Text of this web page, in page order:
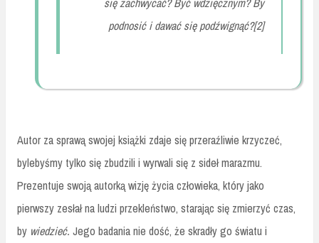
podnosić i dawać się podźwignąć?[2]
Autor za sprawą swojej książki zdaje się przeraźliwie krzyczeć,
bylebyśmy tylko się zbudzili i wyrwali się z sideł marazmu.
Prezentuje swoją autorką wizję życia człowieka, który jako
pierwszy zesłał na ludzi przekleństwo, starając się zmierzyć czas,
by wiedzieć. Jego badania nie dość, że skradły go światu i